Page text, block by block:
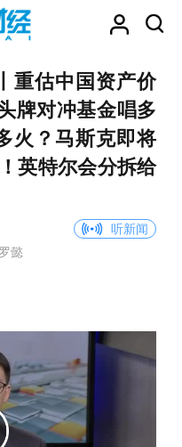
重估中国资产价
牌对冲基金唱多
火？马斯克即将
英特尔会分拆给
听新闻
懿